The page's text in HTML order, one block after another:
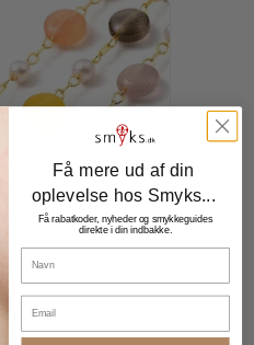
Få mere ud af din
oplevelse hos Smyks...
Få rabatkoder, nyheder og smykkeguides
direkte i din indbakke.
Navn
Email